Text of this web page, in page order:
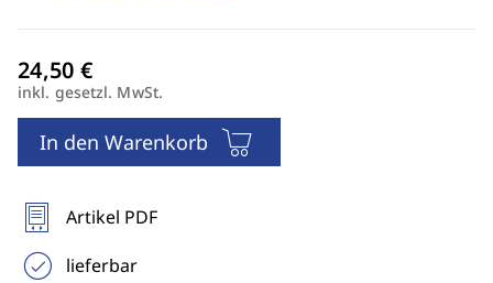
inkl. gesetzl. MwSt.
In den Warenkorb
Artikel PDF
lieferbar